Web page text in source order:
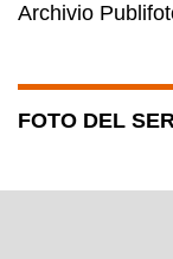
Archivio
FOTO DEL